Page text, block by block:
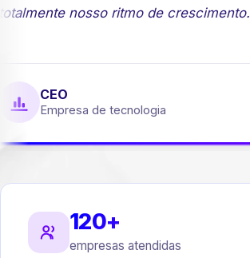
nosso ritmo de crescimento."
CEO
Empresa de tecnologia
120+
empresas atendidas